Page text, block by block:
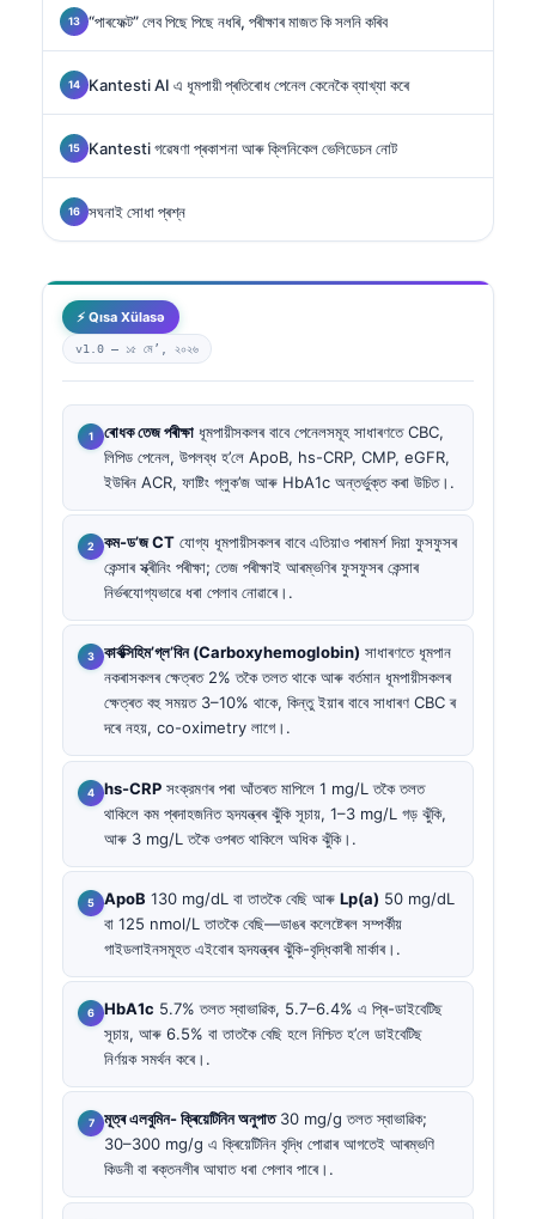
“পাৰফেক্ট” লেব পিছে পিছে নধৰি, পৰীক্ষাৰ মাজত কি সলনি কৰিব
Kantesti AI এ ধূমপায়ী প্ৰতিৰোধ পেনেল কেনেকৈ ব্যাখ্যা কৰে
Kantesti গৱেষণা প্ৰকাশনা আৰু ক্লিনিকেল ভেলিডেচন নোট
সঘনাই সোধা প্ৰশ্ন
⚡ Qısa Xülasə
v1.0 — ১৫ মে’, ২০২৬
ৰোধক তেজ পৰীক্ষা ধূমপায়ীসকলৰ বাবে পেনেলসমূহ সাধাৰণতে CBC,
লিপিড পেনেল, উপলব্ধ হ’লে ApoB, hs-CRP, CMP, eGFR,
ইউৰিন ACR, ফাষ্টিং গ্লুক’জ আৰু HbA1c অন্তৰ্ভুক্ত কৰা উচিত।.
কম-ড’জ CT যোগ্য ধূমপায়ীসকলৰ বাবে এতিয়াও পৰামৰ্শ দিয়া ফুসফুসৰ
কেন্সাৰ স্ক্ৰীনিং পৰীক্ষা; তেজ পৰীক্ষাই আৰম্ভণিৰ ফুসফুসৰ কেন্সাৰ
নিৰ্ভৰযোগ্যভাৱে ধৰা পেলাব নোৱাৰে।.
কাৰ্বক্সিহিম’গ্ল’বিন (Carboxyhemoglobin) সাধাৰণতে ধূমপান
নকৰাসকলৰ ক্ষেত্ৰত 2% তকৈ তলত থাকে আৰু বৰ্তমান ধূমপায়ীসকলৰ
ক্ষেত্ৰত বহু সময়ত 3–10% থাকে, কিন্তু ইয়াৰ বাবে সাধাৰণ CBC ৰ
দৰে নহয়, co-oximetry লাগে।.
hs-CRP সংক্রমণৰ পৰা আঁতৰত মাপিলে 1 mg/L তকৈ তলত
থাকিলে কম প্ৰদাহজনিত হৃদযন্ত্ৰৰ ঝুঁকি সূচায়, 1–3 mg/L গড় ঝুঁকি,
আৰু 3 mg/L তকৈ ওপৰত থাকিলে অধিক ঝুঁকি।.
ApoB 130 mg/dL বা তাতকৈ বেছি আৰু Lp(a) 50 mg/dL
বা 125 nmol/L তাতকৈ বেছি—ডাঙৰ কলেষ্টেৰল সম্পৰ্কীয়
গাইডলাইনসমূহত এইবোৰ হৃদযন্ত্ৰৰ ঝুঁকি-বৃদ্ধিকাৰী মাৰ্কাৰ।.
HbA1c 5.7% তলত স্বাভাৱিক, 5.7–6.4% এ প্ৰি-ডাইবেটিছ
সূচায়, আৰু 6.5% বা তাতকৈ বেছি হলে নিশ্চিত হ’লে ডাইবেটিছ
নিৰ্ণয়ক সমৰ্থন কৰে।.
মূত্ৰ এলবুমিন- ক্ৰিয়েটিনিন অনুপাত30 mg/g তলত স্বাভাৱিক;
30–300 mg/g এ ক্ৰিয়েটিনিন বৃদ্ধি পোৱাৰ আগতেই আৰম্ভণি
কিডনী বা ৰক্তনলীৰ আঘাত ধৰা পেলাব পাৰে।.